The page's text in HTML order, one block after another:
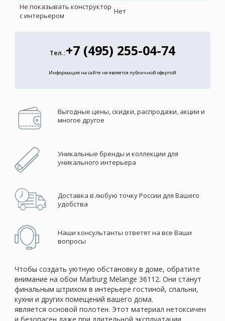
Не показывать конструктор
с интерьером
Нет
Тел.:+7 (495) 255-04-74
Информация на сайте не является публичной офертой
Выгодные цены, скидки, распродажи, акции и
многое другое
Уникальные бренды и коллекции для
уникального интерьера
Доставка в любую точку России для Вашего
удобства
Наши консультанты ответят на все Ваши
вопросы
Чтобы создать уютную обстановку в доме, обратите
внимание на обои Marburg Melange 36112. Они станут
финальным штрихом в интерьере гостиной, спальни,
кухни и других помещений вашего дома.
является основой полотен. Этот материал нетоксичен